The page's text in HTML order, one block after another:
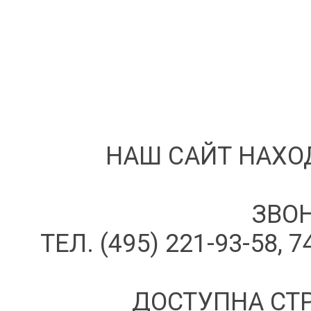
НАШ САЙТ
ТЕЛ. (495) 221-93-58,
ДОСТУПНА